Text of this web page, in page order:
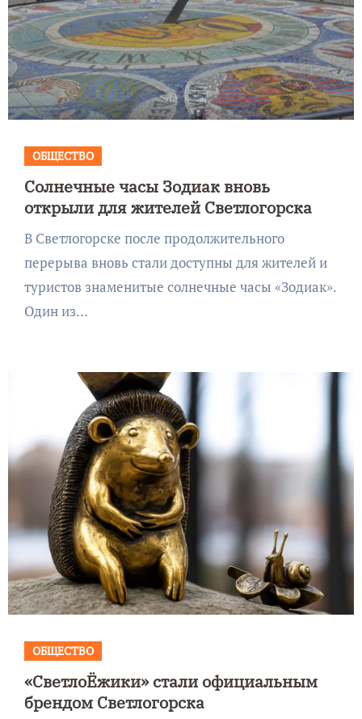
ОБЩЕСТВО
Солнечные часы Зодиак вновь
открыли для жителей Светлогорска
В Светлогорске после продолжительного
перерыва вновь стали доступны для жителей и
туристов знаменитые солнечные часы «Зодиак».
Один из…
ОБЩЕСТВО
«СветлоЁжики» стали официальным
брендом Светлогорска